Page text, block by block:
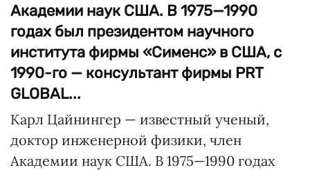
Академии наук США. В 1975—1990
годах был президентом научного
института фирмы «Сименс» в США, с
1990-го — консультант фирмы PRT
GLOBAL...
Карл Цайнингер — известный ученый,
доктор инженерной физики, член
Академии наук США. В 1975—1990 годах